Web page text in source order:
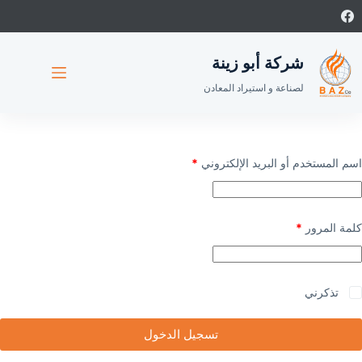
شركة أبو زينة
لصناعة و استيراد المعادن
اسم المستخدم أو البريد الإلكتروني *
كلمة المرور *
تذكرني
تسجيل الدخول